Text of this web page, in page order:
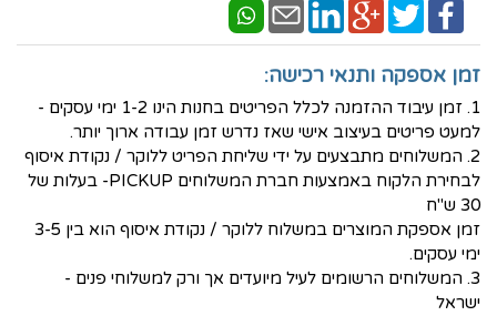
זמן אספקה ותנאי רכישה:
1. זמן עיבוד ההזמנה לכלל הפריטים בחנות הינו 1-2 ימי עסקים -
למעט פריטים בעיצוב אישי שאז נדרש זמן עבודה ארוך יותר.
2. המשלוחים מתבצעים על ידי שליחת הפריט ללוקר / נקודת איסוף
לבחירת הלקוח באמצעות חברת המשלוחים PICKUP- בעלות של
30 ש"ח
זמן אספקת המוצרים במשלוח ללוקר / נקודת איסוף הוא בין 3-5
ימי עסקים.
3. המשלוחים הרשומים לעיל מיועדים אך ורק למשלוחי פנים -
ישראל